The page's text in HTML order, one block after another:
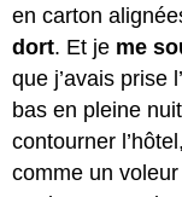
en carton
dort. Et je me
que j’avais prise
bas en pleine
contourner
comme un